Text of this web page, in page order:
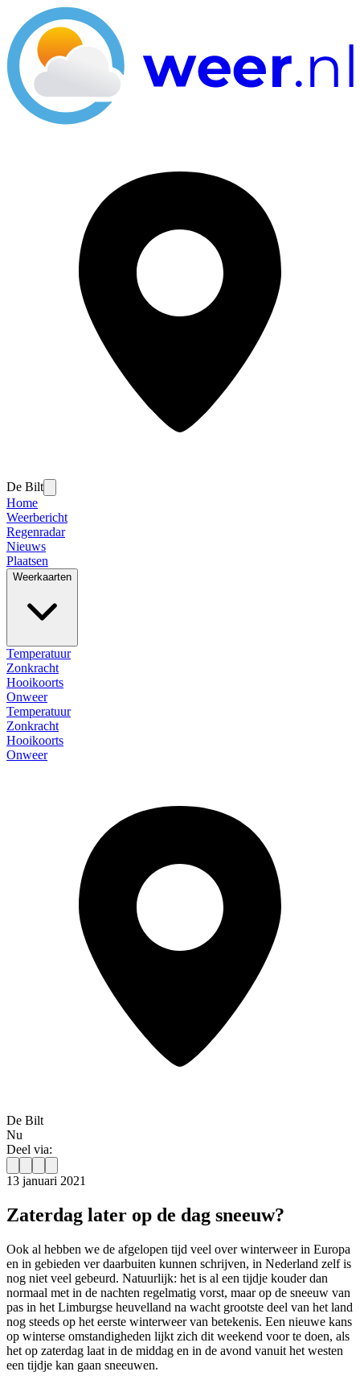
De Bilt
Home
Weerbericht
Regenradar
Nieuws
Plaatsen
Weerkaarten
Temperatuur
Zonkracht
Hooikoorts
Onweer
Temperatuur
Zonkracht
Hooikoorts
Onweer
De Bilt
Nu
Deel via:
13 januari 2021
Zaterdag later op de dag sneeuw?
Ook al hebben we de afgelopen tijd veel over winterweer in Europa
en in gebieden ver daarbuiten kunnen schrijven, in Nederland zelf is
nog niet veel gebeurd. Natuurlijk: het is al een tijdje kouder dan
normaal met in de nachten regelmatig vorst, maar op de sneeuw van
pas in het Limburgse heuvelland na wacht grootste deel van het land
nog steeds op het eerste winterweer van betekenis. Een nieuwe kans
op winterse omstandigheden lijkt zich dit weekend voor te doen, als
het op zaterdag laat in de middag en in de avond vanuit het westen
een tijdje kan gaan sneeuwen.